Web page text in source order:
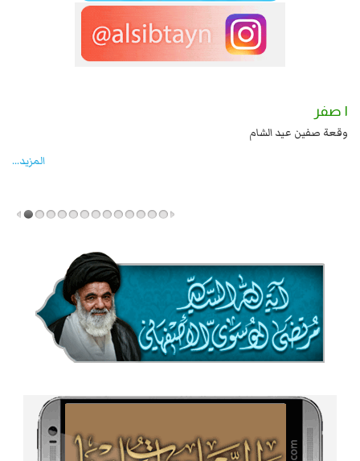
الحسين عليهما السلام قتل صاحب الزنج